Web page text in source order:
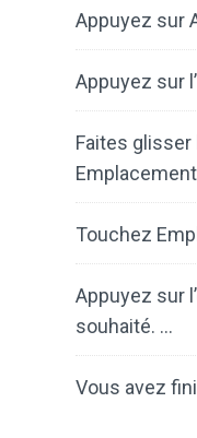
Appuyez sur
Appuyez sur
Faites glisser
Touchez
Appuyez sur
souhaité. …
Vous avez